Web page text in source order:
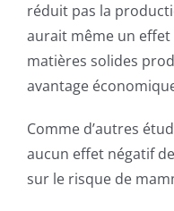
réduit pas la
aurait même un
matières solides
avantage
Comme d’autres
aucun effet négatif
sur le risque de